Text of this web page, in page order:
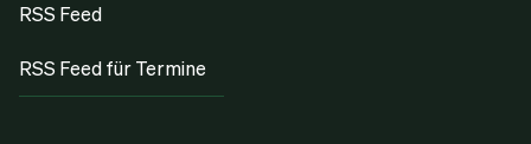
RSS Feed
RSS Feed für Termine